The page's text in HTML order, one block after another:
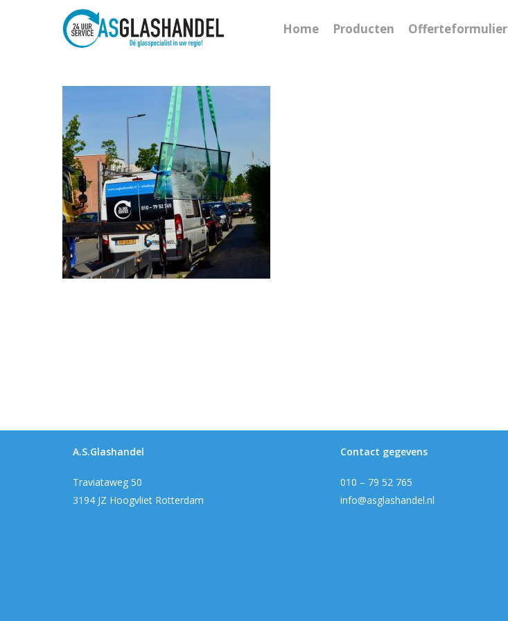
Hit enter to search or ESC to close
Home Producten Offerteformulier
A.S.Glashandel
Traviataweg 50
3194 JZ Hoogvliet Rotterdam
Contact gegevens
010 – 79 52 765
info@asglashandel.nl